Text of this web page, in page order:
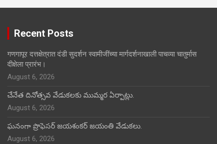
Recent Posts
गणगापूर दत्तक्षेत्रात दंडी सुदर्शन स्वामीजींच्या मार्गदर्शनाखाली पाचव्या चातुर्मास
दीक्षेला प्रारंभ।
August 6, 2026
చేనేత దినోత్సవ వేడుకలకు ముమ్మర ఏర్పాట్లు.
August 6, 2026
ఘనంగా ప్రొఫెసర్ జయశంకర్ జయంతి వేడుకలు.
August 6, 2026